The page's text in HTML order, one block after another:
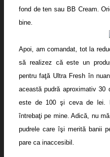
fond de ten sau BB Cream.
bine.
Apoi, am comandat, tot la
să realizez că este un
pentru faţă Ultra Fresh în
această pudră aproximativ
este de 100 şi ceva de lei.
întrebaţi pe mine. Adică, nu
pudrele care îşi merită banii
pare ca inaccesibil.